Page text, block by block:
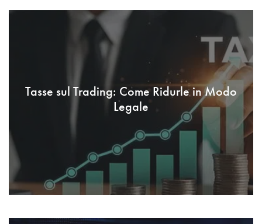
Tasse sul Trading: Come Ridurle in Modo
Legale